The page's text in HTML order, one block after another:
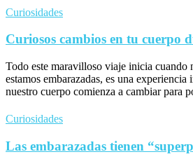
Curiosidades
Curiosos cambios en tu cuerpo
Todo este maravilloso viaje inicia cuando
estamos embarazadas, es una
nuestro cuerpo comienza a cambiar para
Curiosidades
Las embarazadas tienen